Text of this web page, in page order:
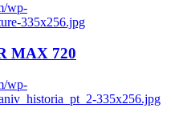
wp-
335x256.jpg
MAX 720
wp-
335x256.jpg